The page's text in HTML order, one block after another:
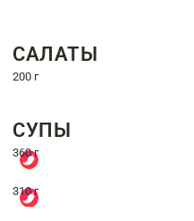
САЛАТЫ
200 г
СУПЫ
360 г
310 г